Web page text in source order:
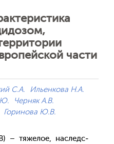
части
С.А.
Ильенкова Н.А.
Ю.
Черняк А.В.
Горинова Ю.В.
– тя­желое, нас­ледс­